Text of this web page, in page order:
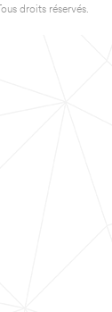
droits réservés.